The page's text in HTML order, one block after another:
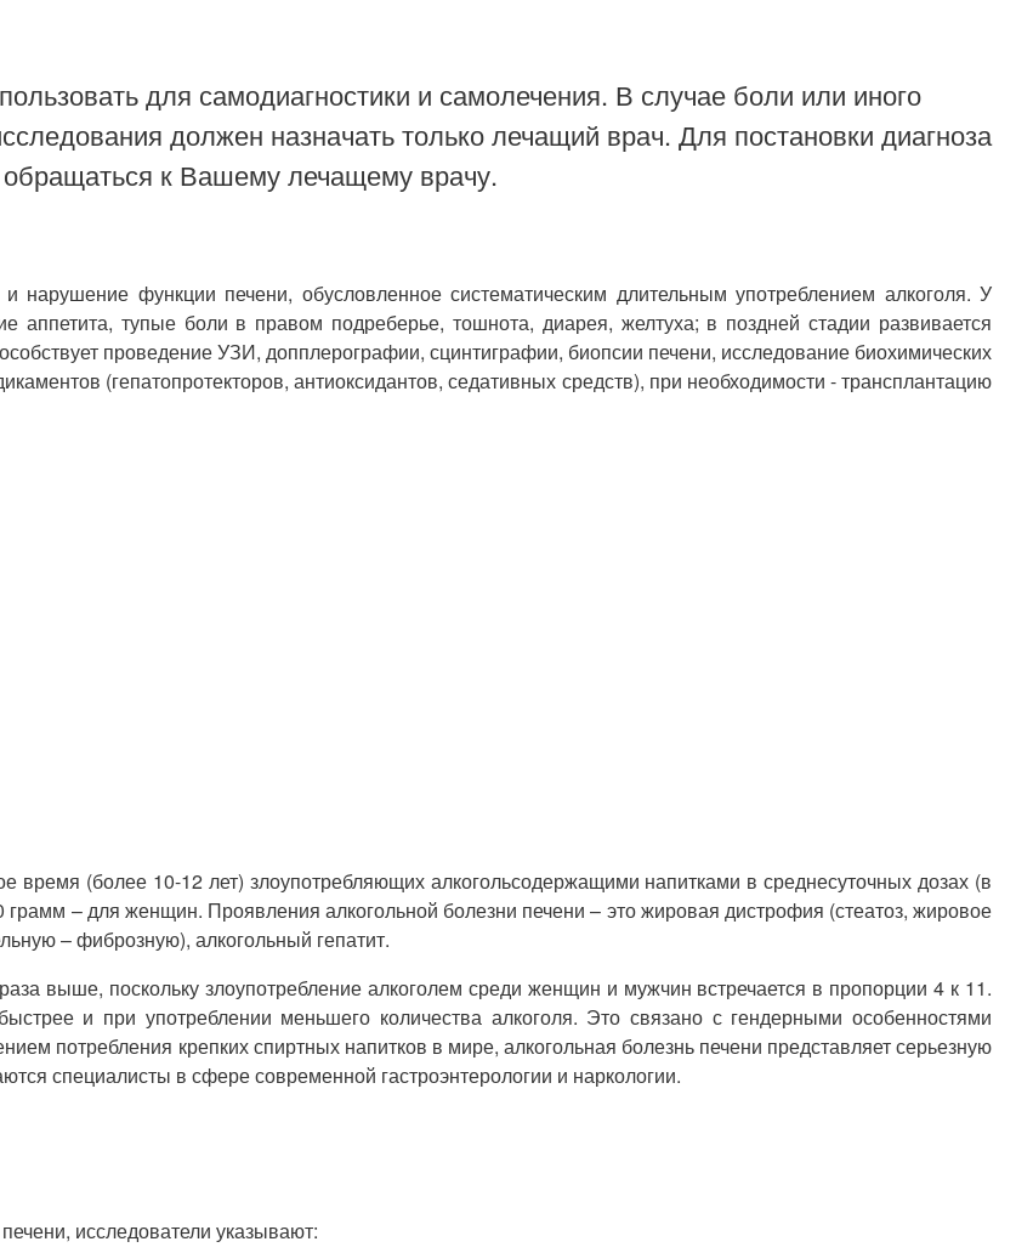
для самодиагностики и самолечения. В случае боли или иного
должен назначать только лечащий врач. Для постановки диагноза
обращаться к Вашему лечащему врачу.
нарушение функции печени, обусловленное систематическим длительным употреблением алкоголя. У
аппетита, тупые боли в правом подреберье, тошнота, диарея, желтуха; в поздней стадии развивается
проведение УЗИ, допплерографии, сцинтиграфии, биопсии печени, исследование биохимических
(гепатопротекторов, антиоксидантов, седативных средств), при необходимости - трансплантацию
время (более 10-12 лет) злоупотребляющих алкогольсодержащими напитками в среднесуточных дозах (в
– для женщин. Проявления алкогольной болезни печени – это жировая дистрофия (стеатоз, жировое
– фиброзную), алкогольный гепатит.
выше, поскольку злоупотребление алкоголем среди женщин и мужчин встречается в пропорции 4 к 11.
и при употреблении меньшего количества алкоголя. Это связано с гендерными особенностями
потребления крепких спиртных напитков в мире, алкогольная болезнь печени представляет серьезную
специалисты в сфере современной гастроэнтерологии и наркологии.
исследователи указывают: